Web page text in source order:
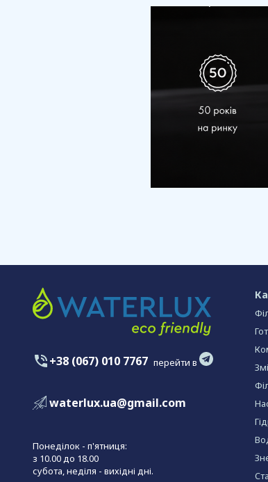
+38 (067) 010 7767 перейти в
waterlux.ua@gmail.com
Понеділок - п'ятниця:
з 10.00 до 18.00
субота, неділя - вихідні дні.